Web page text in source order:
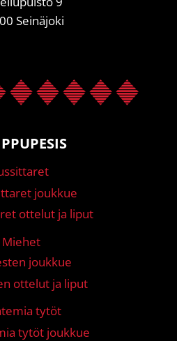
Seinäjoki
joukkue
ottelut ja liput
Miehet
joukkue
ottelut ja liput
tytöt
tytöt joukkue